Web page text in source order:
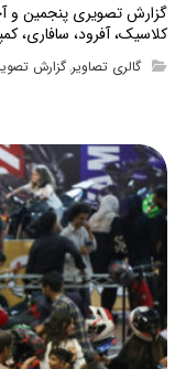
گزارش تصویری پنجمین و
کلاسیک، آفرود، سافاری،
گالری تصاویر,گزارش